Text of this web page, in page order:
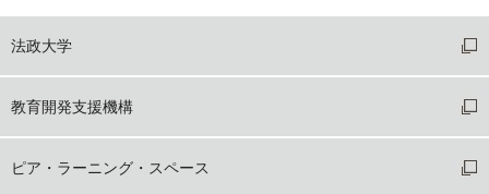
法政大学
教育開発支援機構
ピア・ラーニング・スペース